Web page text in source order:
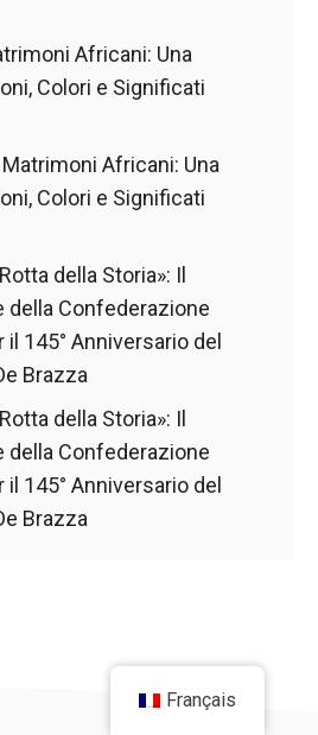
Africani: Una
Colori e Significati
Matrimoni Africani: Una
Colori e Significati
della Storia»: Il
della Confederazione
il 145° Anniversario del
Brazza
della Storia»: Il
della Confederazione
il 145° Anniversario del
Brazza
Français